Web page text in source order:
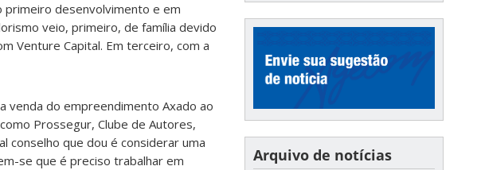
desenvolvimento e em
veio, primeiro, de família devido
Venture Capital. Em terceiro, com a
venda do empreendimento Axado ao
Prossegur, Clube de Autores,
conselho que dou é considerar uma
se que é preciso trabalhar em
Arquivo de notícias